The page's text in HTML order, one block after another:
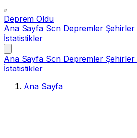
Deprem Oldu
Ana Sayfa Son Depremler Şehirler
İstatistikler
Ana Sayfa Son Depremler Şehirler
İstatistikler
Ana Sayfa